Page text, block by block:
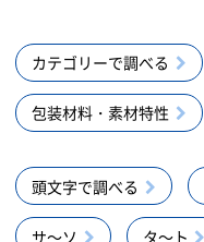
カテゴリーで調べる
包装材料・素材特性
頭文字で調べる
サ～ソ タ～ト